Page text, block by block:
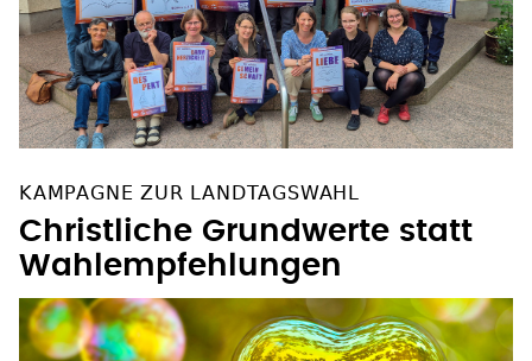
Christliche Grundwerte statt
Wahlempfehlungen